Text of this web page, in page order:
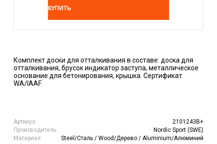
КУПИТЬ
Комплект доски для отталкивания в составе: доска для
отталкивания, брусок индикатор заступа, металлическое
основание для бетонирования, крышка. Сертификат
WA/IAAF.
Артикул
2101243B+
Производитель
Nordic Sport (SWE)
Материал
Steel/Сталь / Wood/Дерево / Aluminium/Алюминий